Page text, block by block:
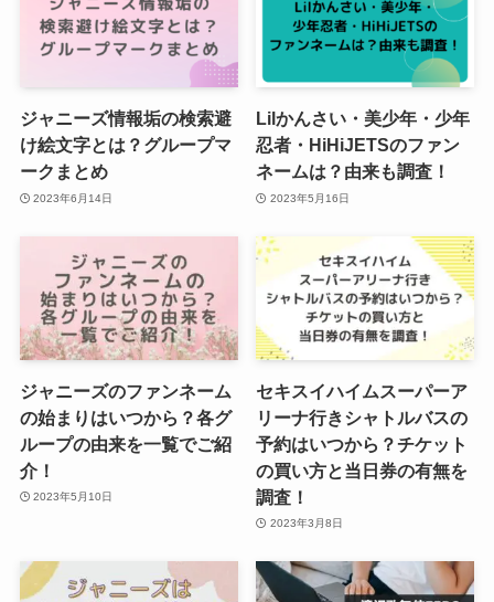
ジャニーズ情報垢の検索避
け絵文字とは？グループマ
ークまとめ
2023年6月14日
Lilかんさい・美少年・少年
忍者・HiHiJETSのファン
ネームは？由来も調査！
2023年5月16日
ジャニーズのファンネーム
の始まりはいつから？各グ
ループの由来を一覧でご紹
介！
2023年5月10日
セキスイハイムスーパーア
リーナ行きシャトルバスの
予約はいつから？チケット
の買い方と当日券の有無を
調査！
2023年3月8日